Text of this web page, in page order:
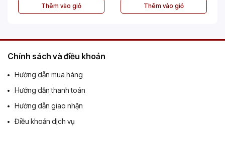
Thêm vào giỏ Thêm vào giỏ
Chính sách và điều khoản
Hướng dẫn mua hàng
Hướng dẫn thanh toán
Hướng dẫn giao nhận
Điều khoản dịch vụ